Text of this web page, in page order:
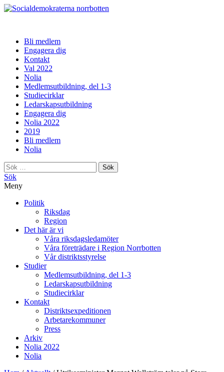
norrbotten
Bli medlem
Engagera dig
Kontakt
Val 2022
Nolia
Medlemsutbildning, del 1-3
Studiecirklar
Ledarskapsutbildning
Engagera dig
Nolia 2022
2019
Bli medlem
Nolia
Sök
efter:
Sök
Meny
Politik
Riksdag
Region
Det här är vi
Våra riksdagsledamöter
Våra företrädare i Region Norrbotten
Vår distriktsstyrelse
Studier
Medlemsutbildning, del 1-3
Ledarskapsutbildning
Studiecirklar
Kontakt
Distriktsexpeditionen
Arbetarekommuner
Press
Arkiv
Nolia 2022
Nolia